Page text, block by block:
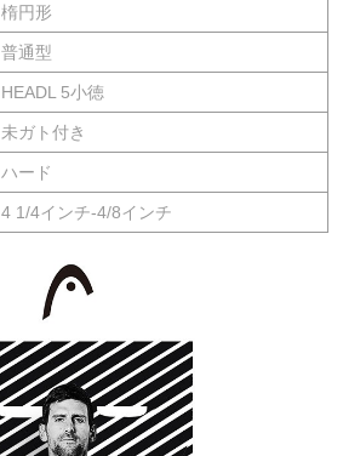
楕円形
普通型
HEADL 5小徳
未ガト付き
ハード
4 1/4インチ-4/8インチ